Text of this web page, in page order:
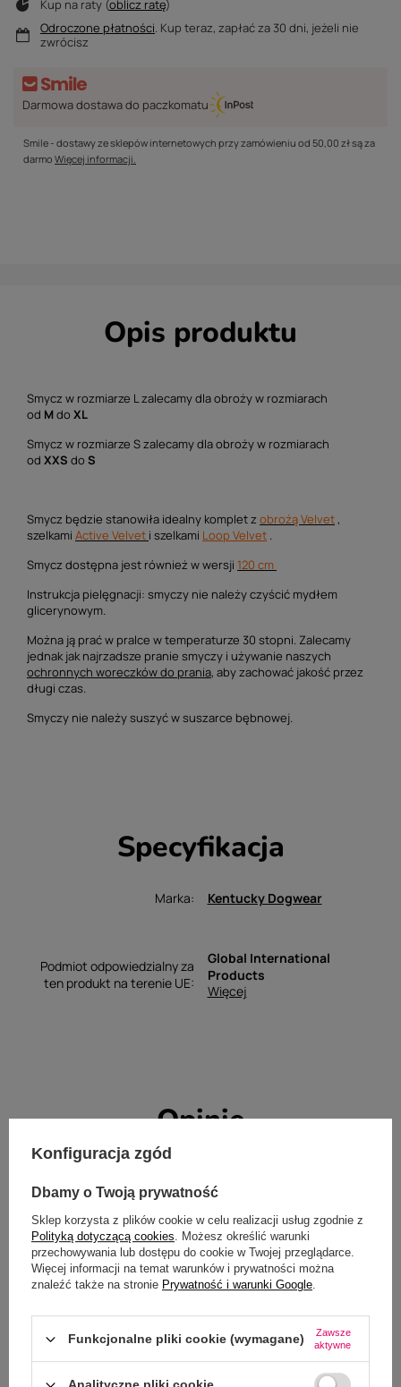
Kup na raty (oblicz ratę)
Odroczone płatności. Kup teraz, zapłać za 30 dni, jeżeli nie
zwrócisz
Darmowa dostawa do paczkomatu
Smile - dostawy ze sklepów internetowych przy zamówieniu od 50,00 złsą za
darmo Więcej informacji.
Opis produktu
Smycz w rozmiarze L zalecamy dla obroży w rozmiarach
od Mdo XL
Smycz w rozmiarze S zalecamy dla obroży w rozmiarach
od XXS do S
Smycz będzie stanowiła idealny komplet z obrożą Velvet,
szelkami Active Velvet i szelkami Loop Velvet .
Smycz dostępna jest również w wersji 120 cm
Instrukcja pielęgnacji: smyczy nie należy czyścić mydłem
glicerynowym.
Można ją prać w pralce w temperaturze 30 stopni. Zalecamy
jednak jak najrzadsze pranie smyczy i używanie naszych
ochronnych woreczków do prania, aby zachować jakość przez
długi czas.
Smyczy nie należy suszyć w suszarce bębnowej.
Specyfikacja
Marka Kentucky Dogwear
Podmiot odpowiedzialny za
ten produkt na terenie UE
Global International
Products
Więcej
Opinie
Twoja ocena:
Konfiguracja zgód
Dbamy o Twoją prywatność
Sklep korzysta z plików cookie w celu realizacji usług zgodnie z
Polityką dotyczącą cookies. Możesz określić warunki
przechowywania lub dostępu do cookie w Twojej przeglądarce.
Więcej informacji na temat warunków i prywatności można
znaleźć także na stronie Prywatność i warunki Google.
Funkcjonalne pliki cookie (wymagane)
Zawsze
aktywne